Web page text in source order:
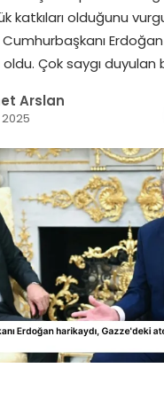
katkıları olduğunu
Cumhurbaşkanı
oldu. Çok saygı duyulan
Arslan